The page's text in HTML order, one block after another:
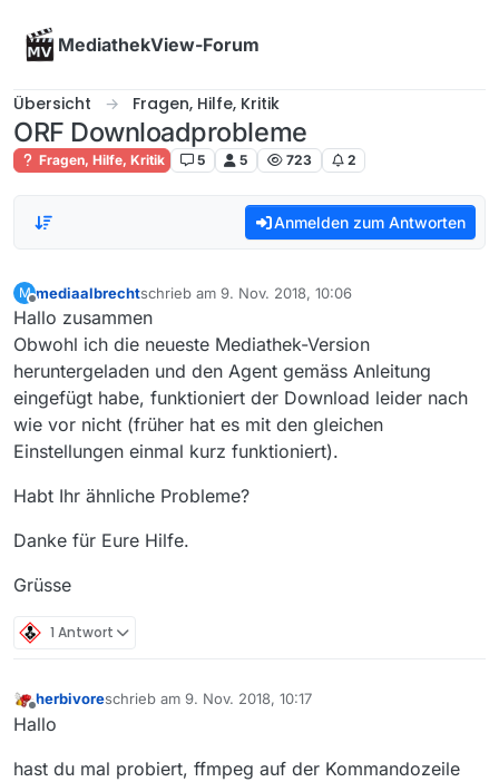
MediathekView-Forum
Übersicht Fragen, Hilfe, Kritik
ORF Downloadprobleme
Fragen, Hilfe, Kritik 5 5 723 2
Anmelden zum Antworten
M
Offline
mediaalbrechtschrieb am 9. Nov. 2018, 10:06
zuletzt editiert von
Hallo zusammen
Obwohl ich die neueste Mediathek-Version
heruntergeladen und den Agent gemäss Anleitung
eingefügt habe, funktioniert der Download leider nach
wie vor nicht (früher hat es mit den gleichen
Einstellungen einmal kurz funktioniert).
Habt Ihr ähnliche Probleme?
Danke für Eure Hilfe.
Grüsse
1 Antwort
Offline
herbivoreschrieb am 9. Nov. 2018, 10:17
zuletzt editiert von
Hallo
hast du mal probiert, ffmpeg auf der Kommandozeile